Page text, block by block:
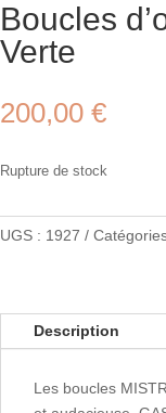
Boucles
Verte
200,00 €
Rupture de stock
UGS : 1927
Description
Les boucles